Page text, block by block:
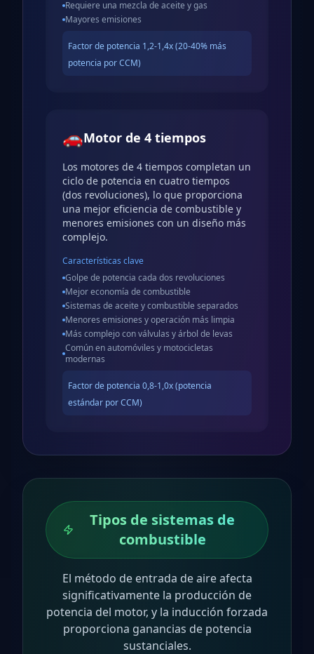
Requiere una mezcla de aceite y gas
Mayores emisiones
Factor de potencia 1,2-1,4x (20-40% más
potencia por CCM)
🚗Motor de 4 tiempos
Los motores de 4 tiempos completan un
ciclo de potencia en cuatro tiempos
(dos revoluciones), lo que proporciona
una mejor eficiencia de combustible y
menores emisiones con un diseño más
complejo.
Características clave
Golpe de potencia cada dos revoluciones
Mejor economía de combustible
Sistemas de aceite y combustible separados
Menores emisiones y operación más limpia
Más complejo con válvulas y árbol de levas
Común en automóviles y motocicletas
modernas
Factor de potencia 0,8-1,0x (potencia
estándar por CCM)
Tipos de sistemas de
combustible
El método de entrada de aire afecta
significativamente la producción de
potencia del motor, y la inducción forzada
proporciona ganancias de potencia
sustanciales.